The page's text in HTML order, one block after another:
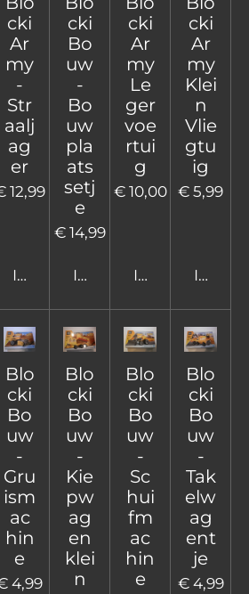
cki
Ar
my
-
Str
aalj
ag
er
12,99
In winkelwagen
cki
Bo
uw
-
Bo
uw
pla
ats
setj
e
€ 14,99
In winkelwagen
cki
Ar
my
Le
ger
voe
rtui
g
€ 10,00
In
cki
Ar
my
Klei
n
Vlie
gtu
ig
€ 5,99
In
Blo
cki
Bo
uw
-
Gru
ism
ac
hin
e
4,99
Blo
cki
Bo
uw
-
Kie
pw
ag
en
klei
n
Blo
cki
Bo
uw
-
Sc
hui
fm
ac
hin
e
Blo
cki
Bo
uw
-
Tak
elw
ag
ent
je
€ 4,99